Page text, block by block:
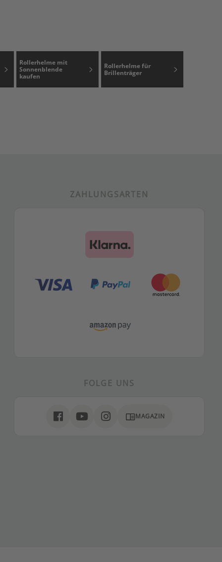
Rollerhelme mit
Sonnenblende
kaufen
Rollerhelme für
Brillenträger
ZAHLUNGSARTEN
FOLGE UNS
chrome_reader_modeMAGAZIN